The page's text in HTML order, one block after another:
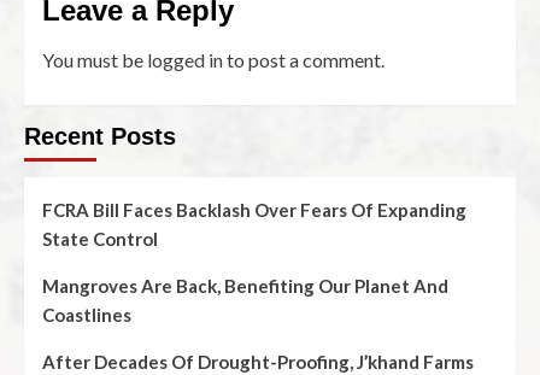
Leave a Reply
You must be logged into post a comment.
Recent Posts
FCRA Bill Faces Backlash Over Fears Of Expanding
State Control
Mangroves Are Back, Benefiting Our Planet And
Coastlines
After Decades Of Drought-Proofing, J’khand Farms